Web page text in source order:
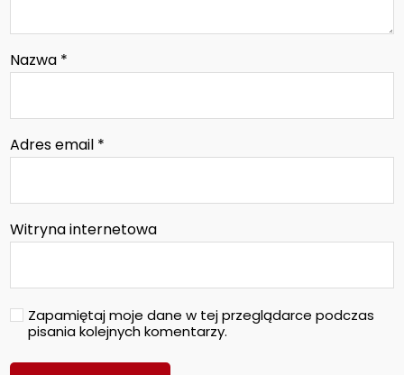
Nazwa *
Adres email *
Witryna internetowa
Zapamiętaj moje dane w tej przeglądarce podczas
pisania kolejnych komentarzy.